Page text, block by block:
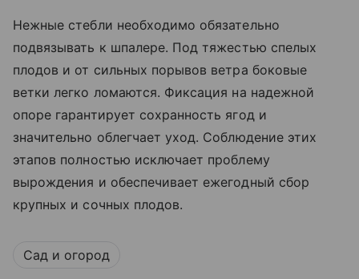
Нежные стебли необходимо обязательно
подвязывать к шпалере. Под тяжестью спелых
плодов и от сильных порывов ветра боковые
ветки легко ломаются. Фиксация на надежной
опоре гарантирует сохранность ягод и
значительно облегчает уход. Соблюдение этих
этапов полностью исключает проблему
вырождения и обеспечивает ежегодный сбор
крупных и сочных плодов.
Сад и огород